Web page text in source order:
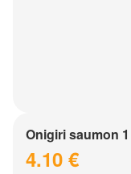
Onigiri saumon
4.10 €